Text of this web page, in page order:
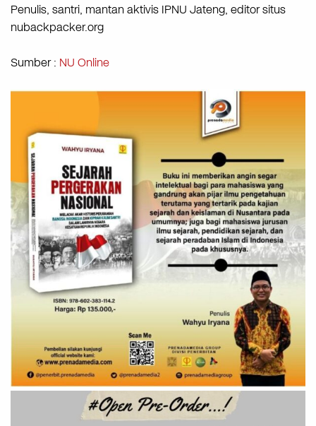
Penulis, santri, mantan aktivis IPNU Jateng, editor situs
nubackpacker.org
Sumber : NU Online